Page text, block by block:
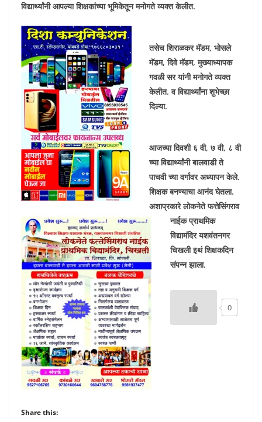
विद्यार्थ्यांनी आपल्या शिक्षकांच्या भूमिकेतून मनोगते व्यक्त केलीत.
तसेच शिराळकर मॅडम, भोसले
मॅडम, दिवे मॅडम, मुख्याध्यापक
गवळी सर यांनी मनोगते व्यक्त
केलीत. व विद्यार्थ्यांना शुभेच्छा
दिल्या.
आजच्या दिवशी ६ वी, ७ वी, ८ वी
च्या विद्यार्थ्यांनी बालवाडी ते
पाचवी च्या वर्गावर अध्यापन केले.
शिक्षक बनण्याचा आनंद घेतला.
अशाप्रकारे लोकनेते फत्तेसिंगराव
नाईक प्राथमिक
विद्यामंदिर यशवंतनगर
चिखली इथं शिक्षकदिन
संपन्न झाला.
0
Share this: